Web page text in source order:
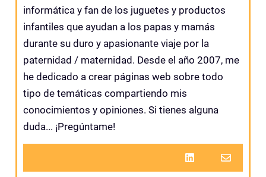
informática y fan de los juguetes y productos
infantiles que ayudan a los papas y mamás
durante su duro y apasionante viaje por la
paternidad / maternidad. Desde el año 2007, me
he dedicado a crear páginas web sobre todo
tipo de temáticas compartiendo mis
conocimientos y opiniones. Si tienes alguna
duda... ¡Pregúntame!